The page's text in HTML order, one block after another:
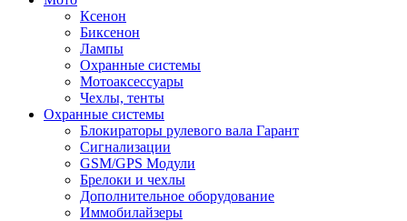
Ксенон
Биксенон
Лампы
Охранные системы
Мотоаксессуары
Чехлы, тенты
Охранные системы
Блокираторы рулевого вала Гарант
Сигнализации
GSM/GPS Модули
Брелоки и чехлы
Дополнительное оборудование
Иммобилайзеры